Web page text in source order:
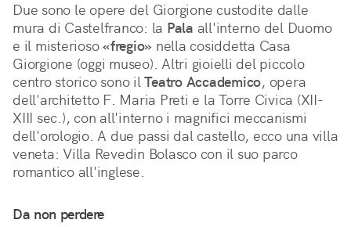
Due sono le opere del Giorgione custodite dalle
mura di Castelfranco: la Pala all'interno del Duomo
e il misterioso «fregio» nella cosiddetta Casa
Giorgione (oggi museo). Altri gioielli del piccolo
centro storico sono il Teatro Accademico, opera
dell'architetto F. Maria Preti e la Torre Civica (XII-
XIII sec.), con all'interno i magnifici meccanismi
dell'orologio. A due passi dal castello, ecco una villa
veneta: Villa Revedin Bolasco con il suo parco
romantico all'inglese.
Da non perdere